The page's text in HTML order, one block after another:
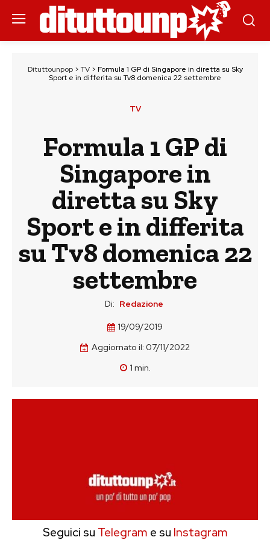
Dituttounpop> TV> Formula 1 GP di Singapore in diretta su Sky
Sport e in differita su Tv8 domenica 22 settembre
TV
Formula 1 GP di
Singapore in
diretta su Sky
Sport e in differita
su Tv8 domenica 22
settembre
Di: Redazione
19/09/2019
Aggiornato il: 07/11/2022
1 min.
Seguici su Telegram e su Instagram